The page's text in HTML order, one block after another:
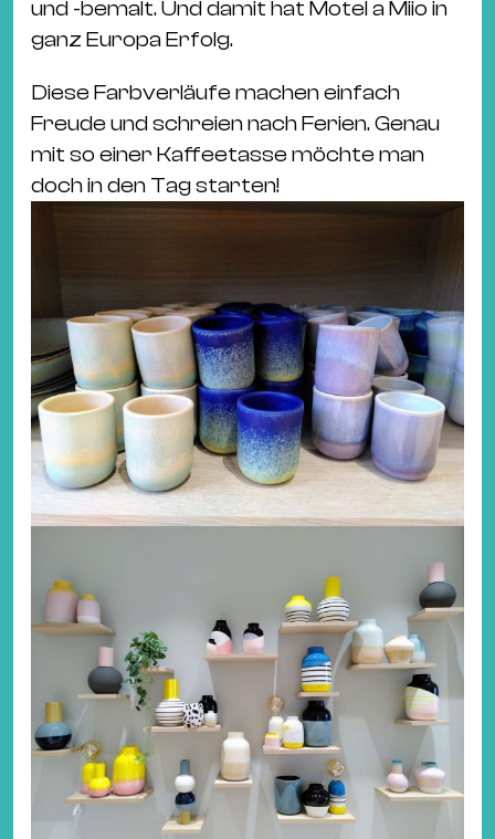
und -bemalt. Und damit hat Motel a Miio in
ganz Europa Erfolg.
Diese Farbverläufe machen einfach
Freude und schreien nach Ferien. Genau
mit so einer Kaffeetasse möchte man
doch in den Tag starten!